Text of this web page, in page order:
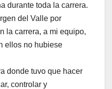
durante toda la carrera.
del Valle por
la carrera, a mi equipo,
ellos no hubiese
donde tuvo que hacer
controlar y